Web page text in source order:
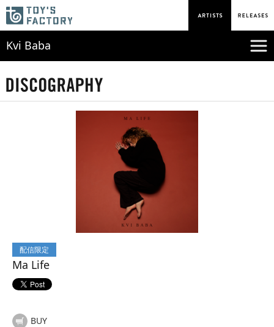
Kvi Baba
配信限定
Ma Life
BUY